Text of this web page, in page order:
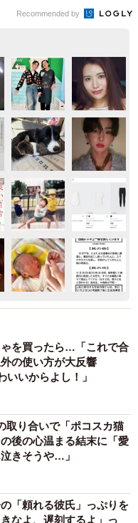
Recommended by
を買ったら…「これで合
の使い方が大反響
いいからよし！」
取り合いで「ポコスカ猫
後の心温まる結末に「愛
きそうや…」
の「頼れる彼氏」っぷりを
なよ、遅刻するよ」っ